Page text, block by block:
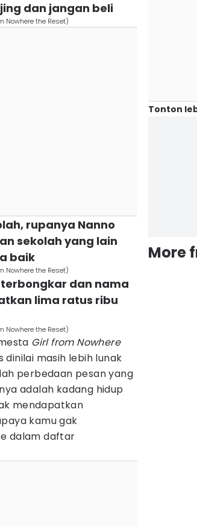
dan jangan beli
Nowhere the Reset)
rupanya Nanno
sekolah yang lain
baik
Nowhere the Reset)
dan nama
lima ratus ribu
Nowhere the Reset)
Girl from Nowhere
masih lebih lunak
perbedaan pesan yang
adalah kadang hidup
mendapatkan
kamu gak
dalam daftar
Tonton
More